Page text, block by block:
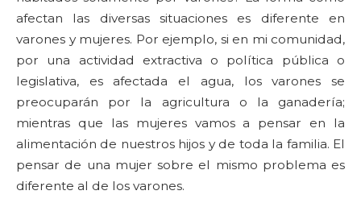
afectan las diversas situaciones es diferente en
varones y mujeres. Por ejemplo, si en mi comunidad,
por una actividad extractiva o política pública o
legislativa, es afectada el agua, los varones se
preocuparán por la agricultura o la ganadería;
mientras que las mujeres vamos a pensar en la
alimentación de nuestros hijos y de toda la familia. El
pensar de una mujer sobre el mismo problema es
diferente al de los varones.